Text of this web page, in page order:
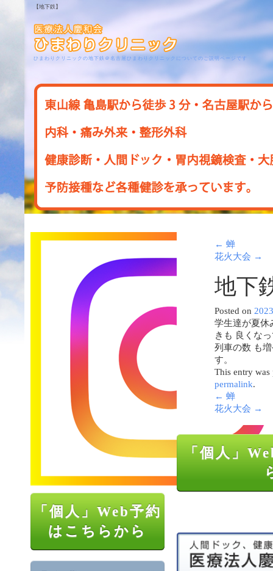
【地下鉄】
ひまわりクリニックの地下鉄＠名古屋ひまわりクリニックについてのご説明ページです
「個人」Web予約
はこちらから
← 蝉
花火大会 →
地下
Posted on
学生達が夏休
きも 良くな
列車の数 も
す。
This entry
permalink.
← 蝉
花火大会 →
「個人」